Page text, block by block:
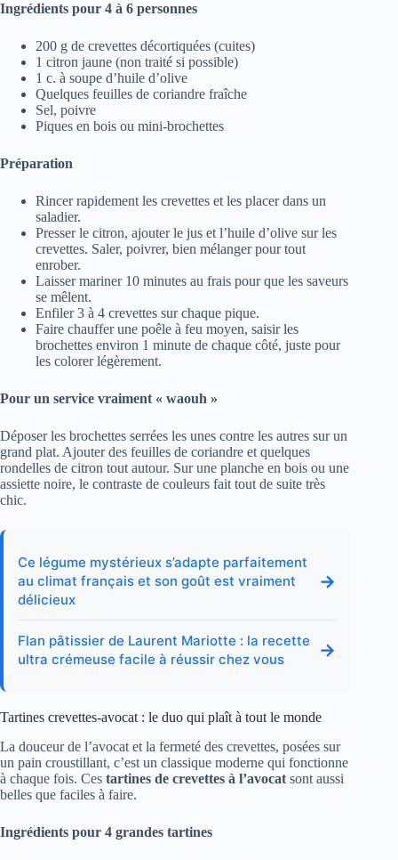
Ingrédients pour 4 à 6 personnes
200 g de crevettes décortiquées (cuites)
1 citron jaune (non traité si possible)
1 c. à soupe d’huile d’olive
Quelques feuilles de coriandre fraîche
Sel, poivre
Piques en bois ou mini-brochettes
Préparation
Rincer rapidement les crevettes et les placer dans un
saladier.
Presser le citron, ajouter le jus et l’huile d’olive sur les
crevettes. Saler, poivrer, bien mélanger pour tout
enrober.
Laisser mariner 10 minutes au frais pour que les saveurs
se mêlent.
Enfiler 3 à 4 crevettes sur chaque pique.
Faire chauffer une poêle à feu moyen, saisir les
brochettes environ 1 minute de chaque côté, juste pour
les colorer légèrement.
Pour un service vraiment « waouh »
Déposer les brochettes serrées les unes contre les autres sur un
grand plat. Ajouter des feuilles de coriandre et quelques
rondelles de citron tout autour. Sur une planche en bois ou une
assiette noire, le contraste de couleurs fait tout de suite très
chic.
Ce légume mystérieux s’adapte parfaitement
au climat français et son goût est vraiment
délicieux
→
Flan pâtissier de Laurent Mariotte : la recette
ultra crémeuse facile à réussir chez vous
→
Tartines crevettes-avocat : le duo qui plaît à tout le monde
La douceur de l’avocat et la fermeté des crevettes, posées sur
un pain croustillant, c’est un classique moderne qui fonctionne
à chaque fois. Ces tartines de crevettes à l’avocat sont aussi
belles que faciles à faire.
Ingrédients pour 4 grandes tartines